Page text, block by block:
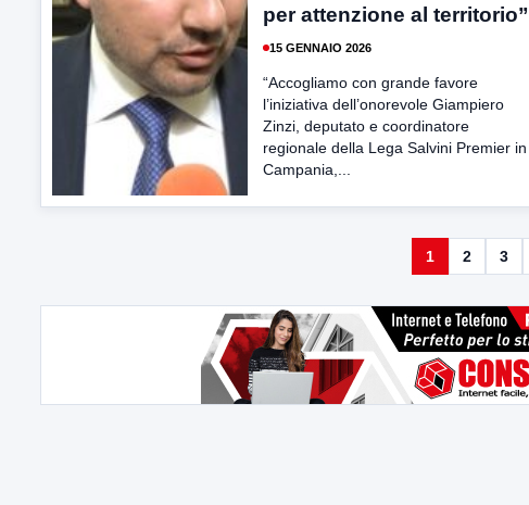
per attenzione al territorio”
15 GENNAIO 2026
“Accogliamo con grande favore
l’iniziativa dell’onorevole Giampiero
Zinzi, deputato e coordinatore
regionale della Lega Salvini Premier in
Campania,...
1 2 3